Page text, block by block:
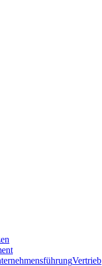
Vertrieb